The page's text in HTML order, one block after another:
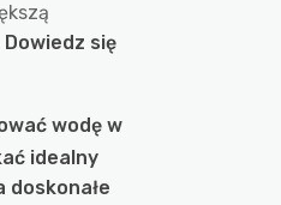
Dowiedz się
wodę w
idealny